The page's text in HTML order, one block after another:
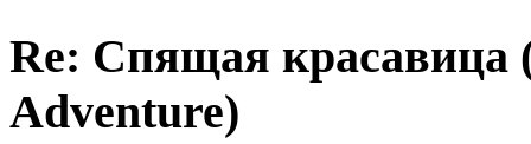
Re: Спящая красавица
Adventure)